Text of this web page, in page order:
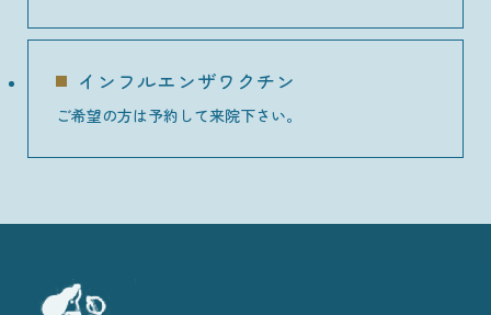
インフルエンザワクチン
ご希望の方は予約して来院下さい。